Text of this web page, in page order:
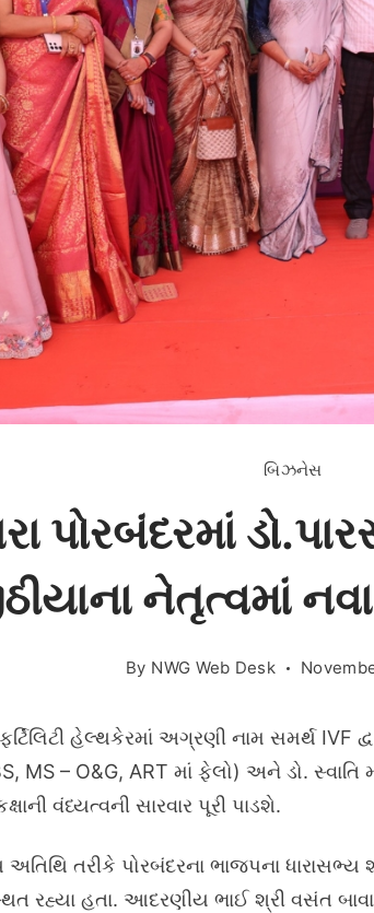
બિઝનેસ
પોરબંદરમાં
નેતૃત્વમાં
By NWG Web Desk
હેલ્થકેરમાં અગ્રણી નામ સમર્થ IVF
MS – O&G, ART માં ફેલો) અને ડો.
વંધ્યત્વની સારવાર પૂરી પાડશે.
તરીકે પોરબંદરના ભાજપના ધારાસભ્ય
રહ્યા હતા. આદરણીય ભાઈ શ્રી વસંત